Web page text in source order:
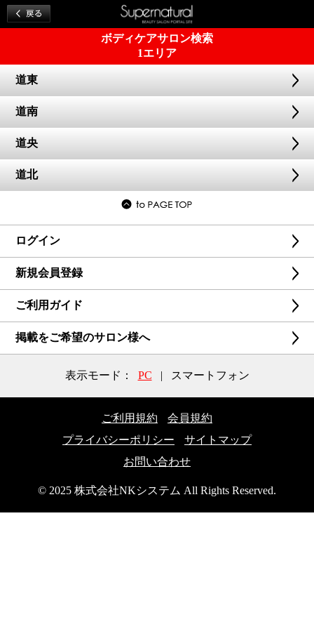
ボディケアサロン検索
1エリア
道東
道南
道央
道北
ログイン
新規会員登録
ご利用ガイド
掲載をご希望のサロン様へ
表示モード： PC | スマートフォン
ご利用規約
会員規約
プライバシーポリシー
サイトマップ
お問い合わせ
© 2025 株式会社NKシステム All Rights Reserved.